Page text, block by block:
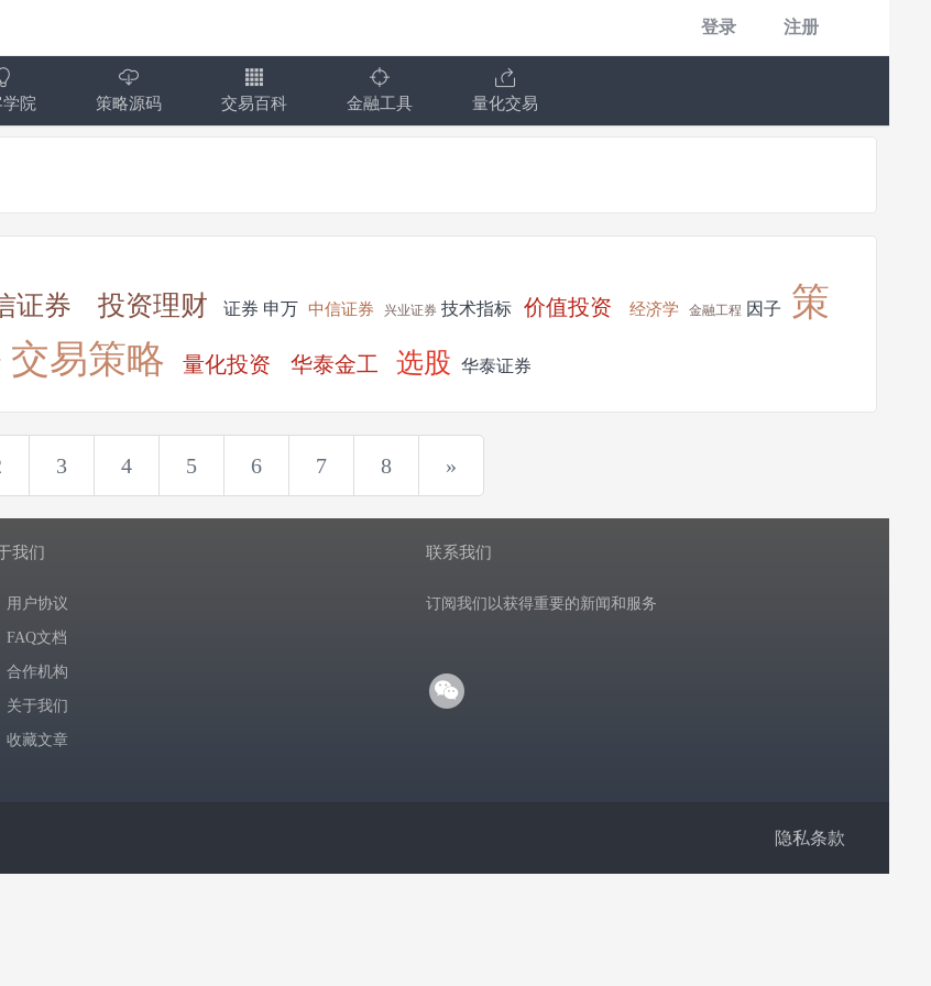
登录 注册
学院 策略源码 交易百科 金融工具 量化交易
证券 投资理财 证券 申万 中信证券 兴业证券 技术指标 价值投资 经济学 金融工程 因子
策
交易策略 量化投资 华泰金工 选股 华泰证券
3 4 5 6 7 8 »
我们
用户协议
FAQ文档
合作机构
关于我们
收藏文章
联系我们
订阅我们以获得重要的新闻和服务
隐私条款